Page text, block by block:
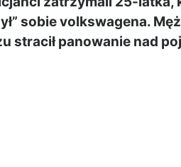
sobie volkswagena.
stracił panowanie nad